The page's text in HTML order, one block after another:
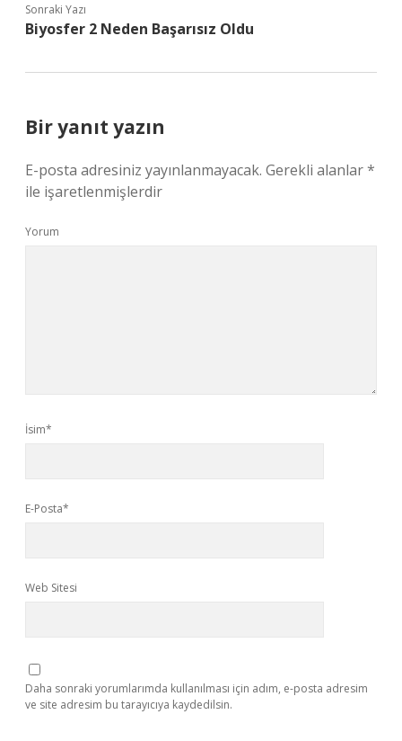
Sonraki Yazı
Biyosfer 2 Neden Başarısız Oldu
Bir yanıt yazın
E-posta adresiniz yayınlanmayacak. Gerekli alanlar*
ile işaretlenmişlerdir
Yorum
İsim*
E-Posta*
Web Sitesi
Daha sonraki yorumlarımda kullanılması için adım, e-posta adresim
ve site adresim bu tarayıcıya kaydedilsin.